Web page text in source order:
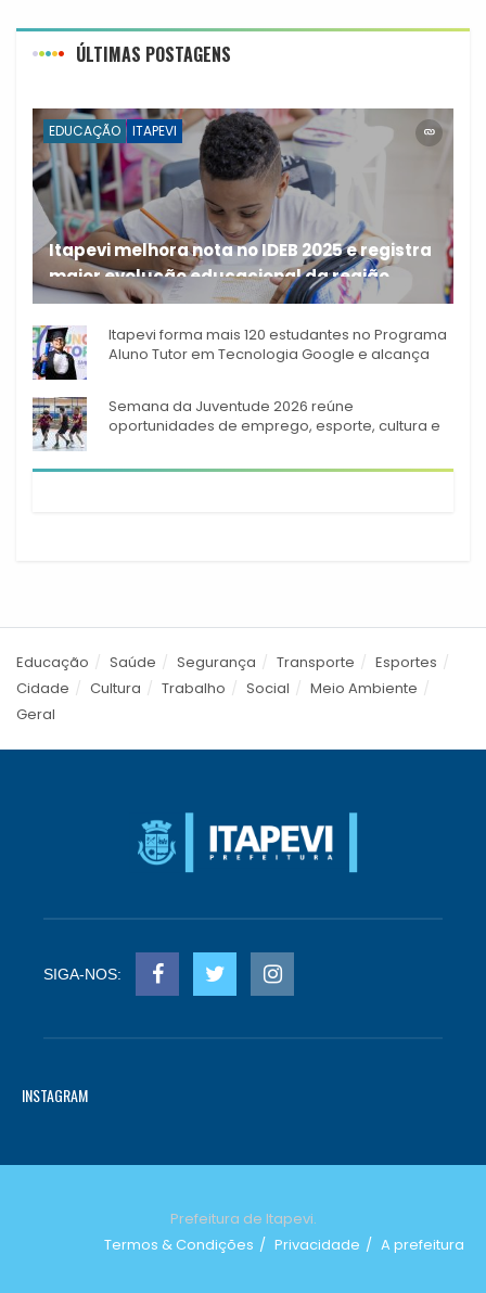
ÚLTIMAS POSTAGENS
EDUCAÇÃO ITAPEVI
Itapevi melhora nota no IDEB 2025 e registra
maior evolução educacional da região
A rede municipal de ensino
Itapevi forma mais 120 estudantes no Programa
Aluno Tutor em Tecnologia Google e alcança
Semana da Juventude 2026 reúne
oportunidades de emprego, esporte, cultura e
Educação Saúde Segurança Transporte
Esportes
Cidade
Cultura Trabalho Social
Meio Ambiente
Geral
SIGA-NOS:
INSTAGRAM
Prefeitura de Itapevi.
Termos & Condições
Privacidade A prefeitura